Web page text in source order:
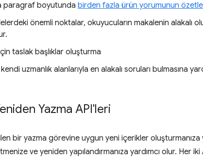
paragraf boyutunda birden fazla ürün yorumunun
önemli noktalar, okuyucuların makalenin alakalı
taslak başlıklar oluşturma
uzmanlık alanlarıyla en alakalı soruları bulmasına
Yazma API'leri
bir yazma görevine uygun yeni içerikler oluşturmanıza
ve yeniden yapılandırmanıza yardımcı olur. Her